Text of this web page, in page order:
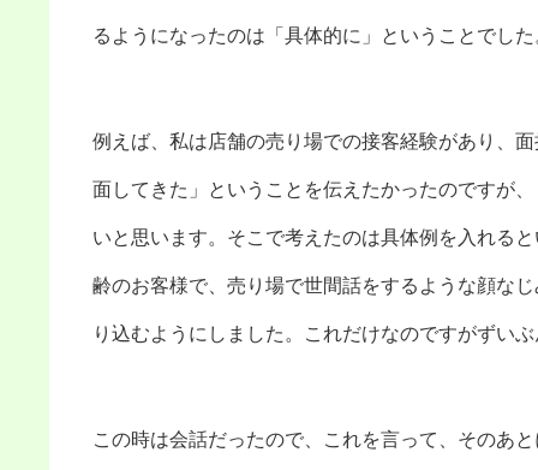
るようになったのは「具体的に」ということでした
例えば、私は店舗の売り場での接客経験があり、
面してきた」ということを伝えたかったのですが
いと思います。そこで考えたのは具体例を入れる
齢のお客様で、売り場で世間話をするような顔な
り込むようにしました。これだけなのですがずい
この時は会話だったので、これを言って、そのあ